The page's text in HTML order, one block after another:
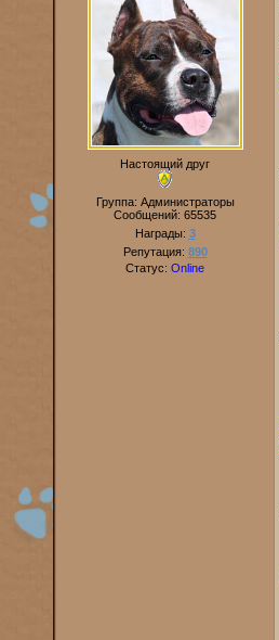
Настоящий друг
Группа: Администраторы
Сообщений: 65535
Награды: 3
Репутация: 890
Статус: Online